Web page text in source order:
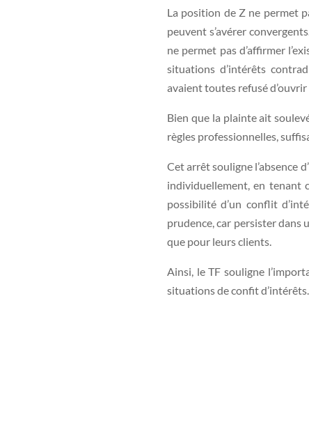
La position de Z ne permet
peuvent s’avérer
ne permet pas d’affirmer
situations d’intérêts
avaient toutes refusé
Bien que la plainte ait
règles professionnelles,
Cet arrêt souligne l’absence
individuellement, en tenant
possibilité d’un conflit
prudence, car persister
que pour leurs clients.
Ainsi, le TF souligne
situations de confit d’intérêts.